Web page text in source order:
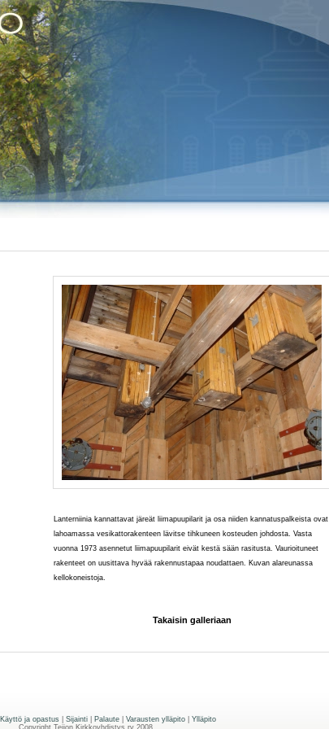
Lanterniinia kannattavat järeät liimapuupilarit ja osa niiden kannatuspalkeista ovat
lahoamassa vesikattorakenteen lävitse tihkuneen kosteuden johdosta. Vasta
vuonna 1973 asennetut liimapuupilarit eivät kestä sään rasitusta. Vaurioituneet
rakenteet on uusittava hyvää rakennustapaa noudattaen. Kuvan alareunassa
kellokoneistoja.
Takaisin galleriaan
Käyttö ja opastus Sijainti Palaute Varausten ylläpito
Ylläpito
Copyright Teijon Kirkkoyhdistys ry 2008